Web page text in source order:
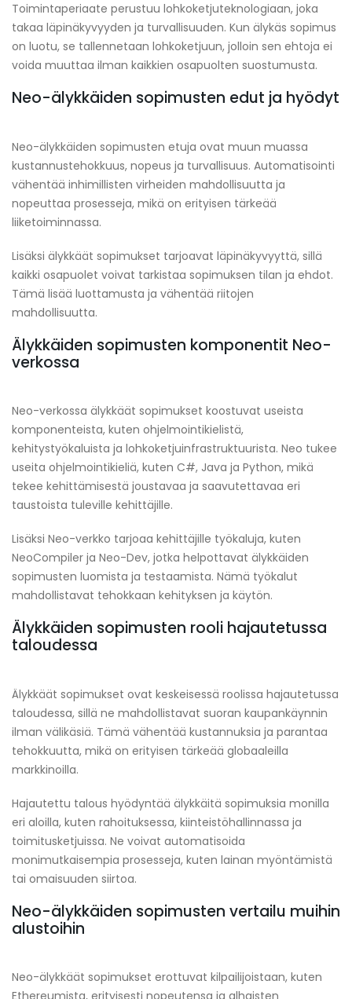
Toimintaperiaate perustuu lohkoketjuteknologiaan, joka
takaa läpinäkyvyyden ja turvallisuuden. Kun älykäs sopimus
on luotu, se tallennetaan lohkoketjuun, jolloin sen ehtoja ei
voida muuttaa ilman kaikkien osapuolten suostumusta.
Neo-älykkäiden sopimusten edut ja hyödyt
Neo-älykkäiden sopimusten etuja ovat muun muassa
kustannustehokkuus, nopeus ja turvallisuus. Automatisointi
vähentää inhimillisten virheiden mahdollisuutta ja
nopeuttaa prosesseja, mikä on erityisen tärkeää
liiketoiminnassa.
Lisäksi älykkäät sopimukset tarjoavat läpinäkyvyyttä, sillä
kaikki osapuolet voivat tarkistaa sopimuksen tilan ja ehdot.
Tämä lisää luottamusta ja vähentää riitojen
mahdollisuutta.
Älykkäiden sopimusten komponentit Neo-
verkossa
Neo-verkossa älykkäät sopimukset koostuvat useista
komponenteista, kuten ohjelmointikielistä,
kehitystyökaluista ja lohkoketjuinfrastruktuurista. Neo tukee
useita ohjelmointikieliä, kuten C#, Java ja Python, mikä
tekee kehittämisestä joustavaa ja saavutettavaa eri
taustoista tuleville kehittäjille.
Lisäksi Neo-verkko tarjoaa kehittäjille työkaluja, kuten
NeoCompiler ja Neo-Dev, jotka helpottavat älykkäiden
sopimusten luomista ja testaamista. Nämä työkalut
mahdollistavat tehokkaan kehityksen ja käytön.
Älykkäiden sopimusten rooli hajautetussa
taloudessa
Älykkäät sopimukset ovat keskeisessä roolissa hajautetussa
taloudessa, sillä ne mahdollistavat suoran kaupankäynnin
ilman välikäsiä. Tämä vähentää kustannuksia ja parantaa
tehokkuutta, mikä on erityisen tärkeää globaaleilla
markkinoilla.
Hajautettu talous hyödyntää älykkäitä sopimuksia monilla
eri aloilla, kuten rahoituksessa, kiinteistöhallinnassa ja
toimitusketjuissa. Ne voivat automatisoida
monimutkaisempia prosesseja, kuten lainan myöntämistä
tai omaisuuden siirtoa.
Neo-älykkäiden sopimusten vertailu muihin
alustoihin
Neo-älykkäät sopimukset erottuvat kilpailijoistaan, kuten